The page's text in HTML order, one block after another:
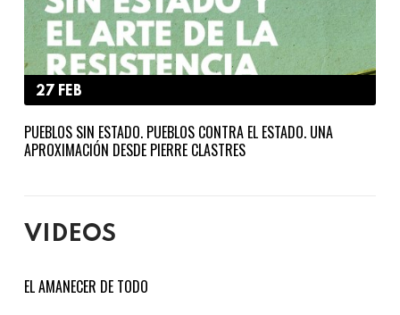
27 FEB
PUEBLOS SIN ESTADO. PUEBLOS CONTRA EL ESTADO. UNA
APROXIMACIÓN DESDE PIERRE CLASTRES
VIDEOS
EL AMANECER DE TODO